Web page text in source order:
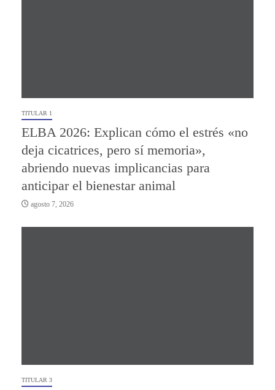
TITULAR 1
ELBA 2026: Explican cómo el estrés «no
deja cicatrices, pero sí memoria»,
abriendo nuevas implicancias para
anticipar el bienestar animal
agosto 7, 2026
TITULAR 3